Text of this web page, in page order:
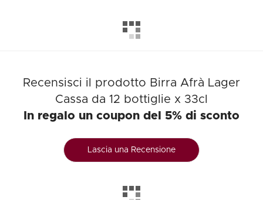
Recensisci il prodotto Birra Afrà Lager
Cassa da 12 bottiglie x 33cl
In regalo un coupon del 5% di sconto
Lascia una Recensione